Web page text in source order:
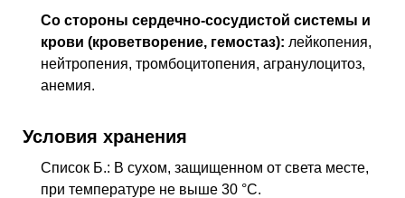
Со стороны сердечно-сосудистой системы и
крови (кроветворение, гемостаз): лейкопения,
нейтропения, тромбоцитопения, агранулоцитоз,
анемия.
Условия хранения
Список Б.: В сухом, защищенном от света месте,
при температуре не выше 30 °C.